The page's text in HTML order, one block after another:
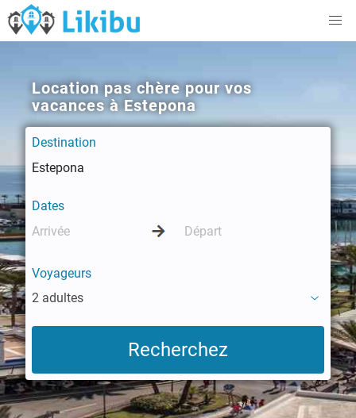
Location pas chère pour vos
vacances à Estepona
Destination
Dates
Voyageurs
2 adultes